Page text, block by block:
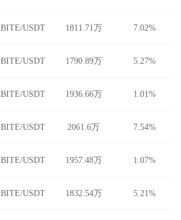
BITE/USDT 1811.71万 7.02%
BITE/USDT 1790.89万 5.27%
BITE/USDT 1936.66万 1.01%
BITE/USDT 2061.6万 7.54%
BITE/USDT 1957.48万 1.07%
BITE/USDT 1832.54万 5.21%